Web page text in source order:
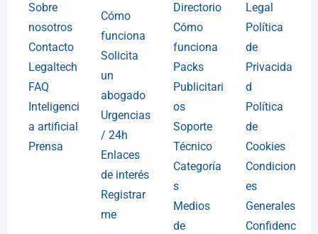
Sobre
nosotros
Contacto
Legaltech
FAQ
Inteligenci
a artificial
Prensa
Cómo
funciona
Solicita
un
abogado
Urgencias
/ 24h
Enlaces
de interés
Registrar
me
Directorio
Cómo
funciona
Packs
Publicitari
os
Soporte
Técnico
Categoría
s
Medios
de
Legal
Política
de
Privacida
d
Política
de
Cookies
Condicion
es
Generales
Confidenc